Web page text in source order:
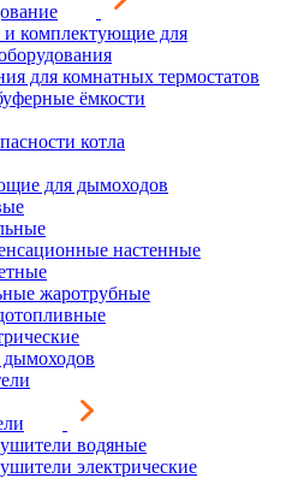
и комплектующие для
для комнатных термостатов
ёмкости
котла
для дымоходов
настенные
жаротрубные
водяные
электрические